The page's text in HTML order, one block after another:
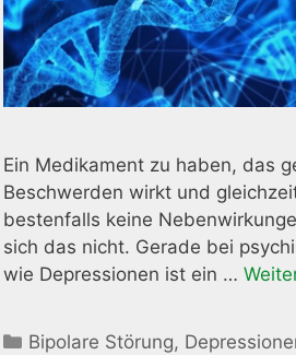
Ein Medikament zu haben, das
Beschwerden wirkt und
bestenfalls keine
sich das nicht. Gerade bei
wie Depressionen ist ein …
Kategorien
Bipolare Störung,